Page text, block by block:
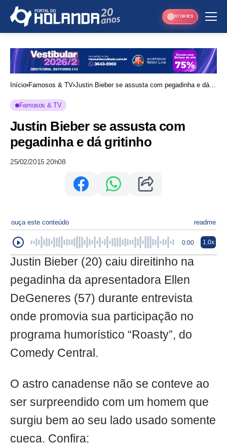
STORIES
Início Famosos & TV Justin Bieber se assusta com pegadinha e dá
Famosos & TV
Justin Bieber se assusta com
pegadinha e dá gritinho
25/02/2015 20h08
ouça este conteúdo readme
0:00 1.0x
Justin Bieber (20) caiu direitinho na
pegadinha da apresentadora Ellen
DeGeneres (57) durante entrevista
onde promovia sua participação no
programa humorístico “Roasty”, do
Comedy Central.
O astro canadense não se conteve ao
ser surpreendido com um homem que
surgiu bem ao seu lado usado somente
cueca. Confira: